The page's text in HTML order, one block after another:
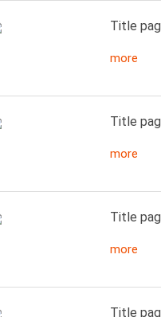
Title
more
Title
more
Title
more
Title